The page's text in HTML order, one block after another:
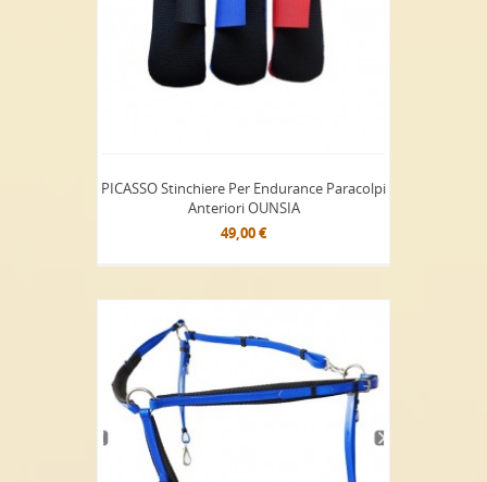
PICASSO Stinchiere Per Endurance Paracolpi
Anteriori OUNSIA
49,00 €